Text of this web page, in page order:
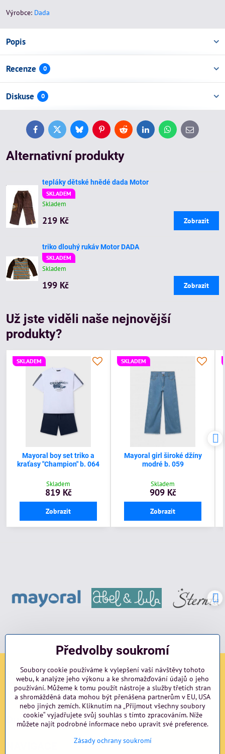
Výrobce: Dada
Popis
Recenze 0
Diskuse 0
FacebookTwitterBlueskyPinterestReddit LinkedInWhatsApp
E-
mail
Alternativní produkty
tepláky dětské hnědé dada Motor
SKLADEM
Skladem
219 Kč Zobrazit
triko dlouhý rukáv Motor DADA
SKLADEM
Skladem
199 Kč Zobrazit
Už jste viděli naše nejnovější
produkty?
SKLADEM
Mayoral boy set triko a
kraťasy "Champion" b. 064
Skladem
819 Kč
Zobrazit
SKLADEM
Mayoral girl široké džíny
modré b. 059
Skladem
909 Kč
Zobrazit
Sociální sítě
Facebook Instagram blog
Důležité odkazy
Předvolby soukromí
Soubory cookie používáme k vylepšení vaší návštěvy tohoto
webu, k analýze jeho výkonu a ke shromažďování údajů o jeho
používání. Můžeme k tomu použít nástroje a služby třetích stran
a shromážděná data mohou být přenášena partnerům v EU, USA
nebo jiných zemích. Kliknutím na „Přijmout všechny soubory
cookie“ vyjadřujete svůj souhlas s tímto zpracováním. Níže
můžete najít podrobné informace nebo upravit své preference.
Zásady ochrany soukromí